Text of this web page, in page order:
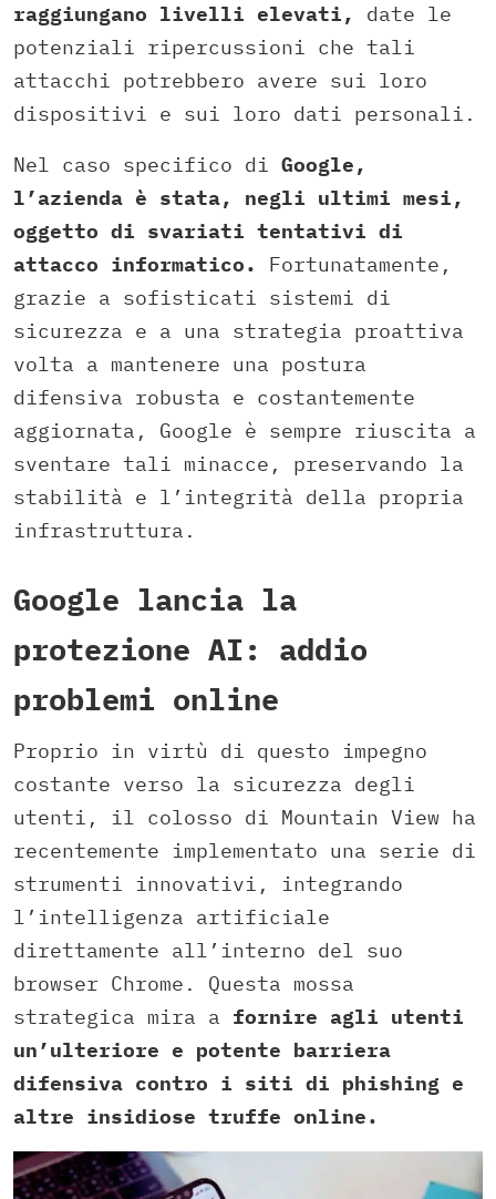
raggiungano livelli elevati,
date le
potenziali ripercussioni che tali
attacchi potrebbero avere sui loro
dispositivi e sui loro dati personali.
Nel caso specifico di Google,
l’azienda è stata, negli ultimi mesi,
oggetto di svariati tentativi di
attacco informatico.
Fortunatamente,
grazie a sofisticati sistemi di
sicurezza e a una strategia proattiva
volta a mantenere una postura
difensiva robusta e costantemente
aggiornata, Google è sempre riuscita a
sventare tali minacce, preservando la
stabilità e l’integrità della propria
infrastruttura.
Google lancia la
protezione AI: addio
problemi online
Proprio in virtù di questo impegno
costante verso la sicurezza degli
utenti, il colosso di Mountain View ha
recentemente implementato una serie di
strumenti innovativi, integrando
l’intelligenza artificiale
direttamente all’interno del suo
browser Chrome. Questa mossa
strategica mira a fornire agli utenti
un’ulteriore e potente barriera
difensiva contro i siti di phishing e
altre insidiose truffe online.